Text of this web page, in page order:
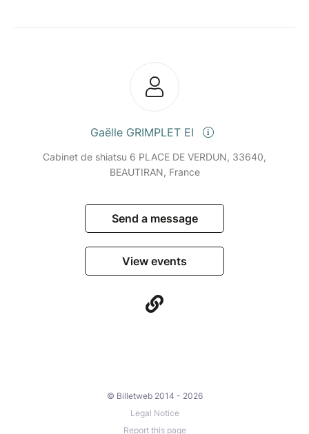
Gaëlle GRIMPLET EI
Cabinet de shiatsu 6 PLACE DE VERDUN, 33640,
BEAUTIRAN, France
Send a message
View events
© Billetweb 2014 - 2026
Legal Notice
Report this page